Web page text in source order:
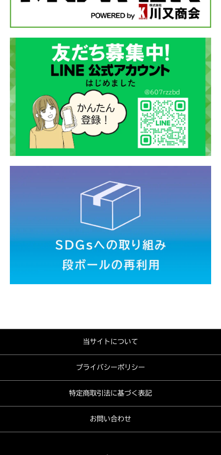
当サイトについて
プライバシーポリシー
特定商取引法に基づく表記
お問い合わせ